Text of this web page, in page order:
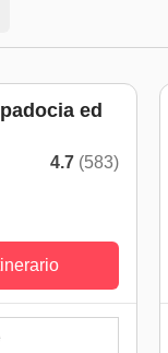
ed
4.7 (583)